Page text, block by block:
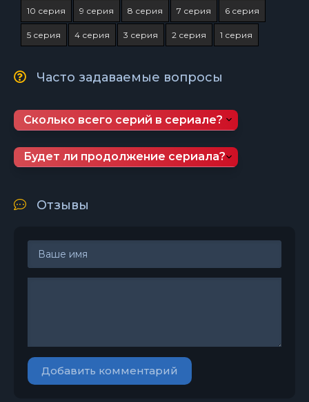
10 серия 9 серия 8 серия 7 серия 6 серия
5 серия 4 серия 3 серия 2 серия 1 серия
Часто задаваемые вопросы
Сколько всего серий в сериале?
Будет ли продолжение сериала?
Отзывы
Добавить комментарий